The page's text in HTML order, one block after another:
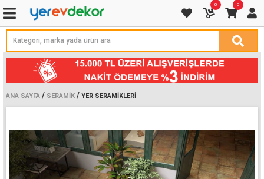
0 0
ANA SAYFA / SERAMIK / YER SERAMIKLERI